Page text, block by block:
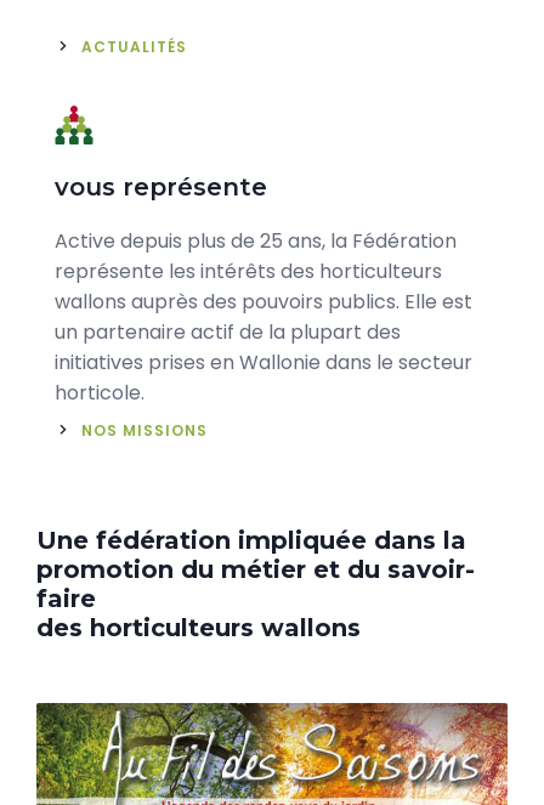
ACTUALITÉS
Icône
vous représente
Corps
Active depuis plus de 25 ans, la Fédération
représente les intérêts des horticulteurs
wallons auprès des pouvoirs publics. Elle est
un partenaire actif de la plupart des
initiatives prises en Wallonie dans le secteur
horticole.
NOS MISSIONS
Une fédération impliquée dans la
promotion du métier et du savoir-
faire
des horticulteurs wallons